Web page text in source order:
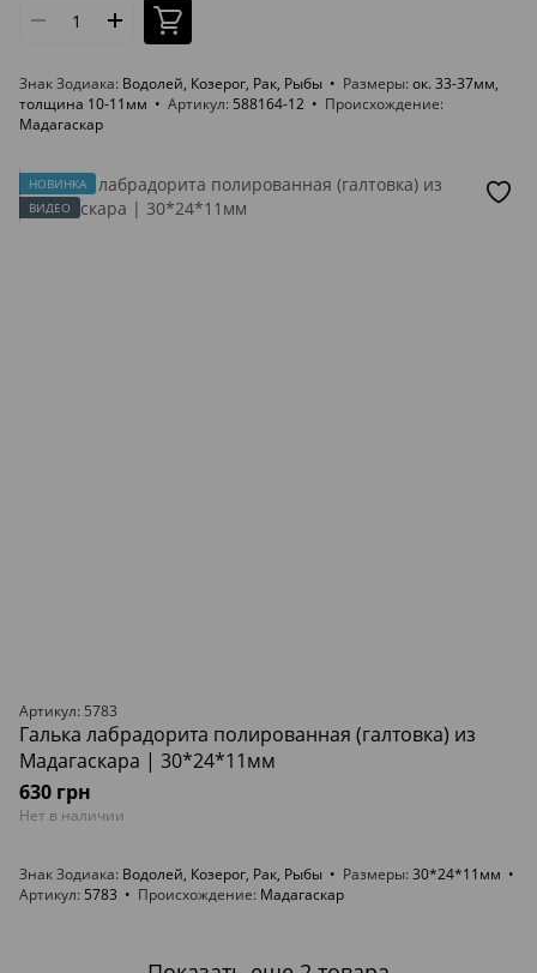
Знак Зодиака Водолей, Козерог, Рак, Рыбы Размеры ок. 33-37мм,
толщина 10-11мм
Артикул 588164-12
Происхождение
Мадагаскар
НОВИНКА
ВИДЕО
Артикул: 5783
Галька лабрадорита полированная (галтовка) из
Мадагаскара | 30*24*11мм
630 грн
Нет в наличии
Знак Зодиака Водолей, Козерог, Рак, Рыбы Размеры 30*24*11мм
Артикул 5783 Происхождение Мадагаскар